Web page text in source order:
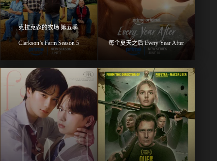
克拉克森的农场 第五季
Clarkson’s Farm Season 5 每个夏天之后 Every Year After